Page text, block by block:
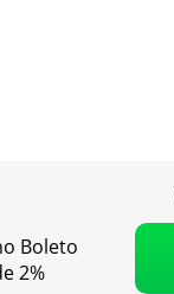
Boleto
2%